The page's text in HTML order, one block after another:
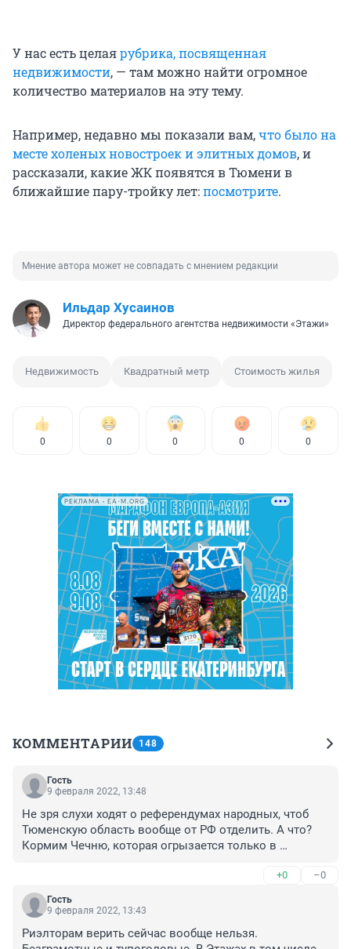
У нас есть целаярубрика, посвященная
недвижимости, — там можно найти огромное
количество материалов на эту тему.
Например, недавно мы показали вам,что было на
месте холеных новостроек и элитных домов, и
рассказали, какие ЖК появятся в Тюмени в
ближайшие пару-тройку лет:посмотрите.
Мнение автора может не совпадать с мнением редакции
Ильдар Хусаинов
Директор федерального агентства недвижимости «Этажи»
Недвижимость Квадратный метр Стоимость жилья
0 0 0 0 0
РЕКЛАМА • EA-M.ORG
КОММЕНТАРИИ 148
Гость
9 февраля 2022, 13:48
Не зря слухи ходят о референдумах народных, чтоб
Тюменскую область вообще от РФ отделить. А что?
Кормим Чечню, которая огрызается только в
Оно надо? Думаю, вряд ли. Президент же сам
говорил, решают люди, как с Крымом, референдум -
наше всё. Только если тут кто такое решит
что говорил. На нефти ещё всё и держится, но страна
+0 –0
Гость
9 февраля 2022, 13:43
Риэлторам верить сейчас вообще нельзя.